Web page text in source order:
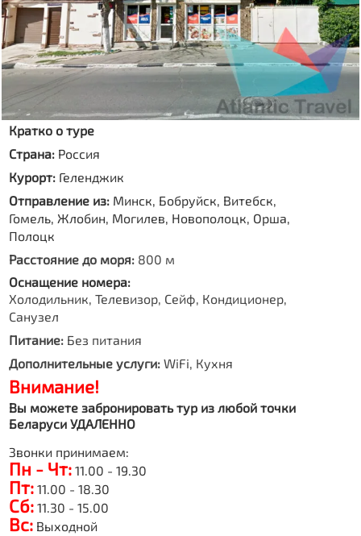
Кратко о туре
Страна: Россия
Курорт: Геленджик
Отправление из: Минск, Бобруйск, Витебск,
Гомель, Жлобин, Могилев, Новополоцк, Орша,
Полоцк
Расстояние до моря: 800 м
Оснащение номера:
Холодильник, Телевизор, Сейф, Кондиционер,
Санузел
Питание: Без питания
Дополнительные услуги: WiFi, Кухня
Внимание!
Вы можете забронировать тур из любой точки
Беларуси УДАЛЕННО
Звонки принимаем:
Пн - Чт: 11.00 - 19.30
Пт: 11.00 - 18.30
Сб: 11.30 - 15.00
Вс: Выходной